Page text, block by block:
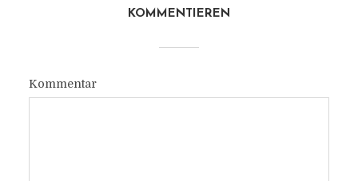
KOMMENTIEREN
Kommentar